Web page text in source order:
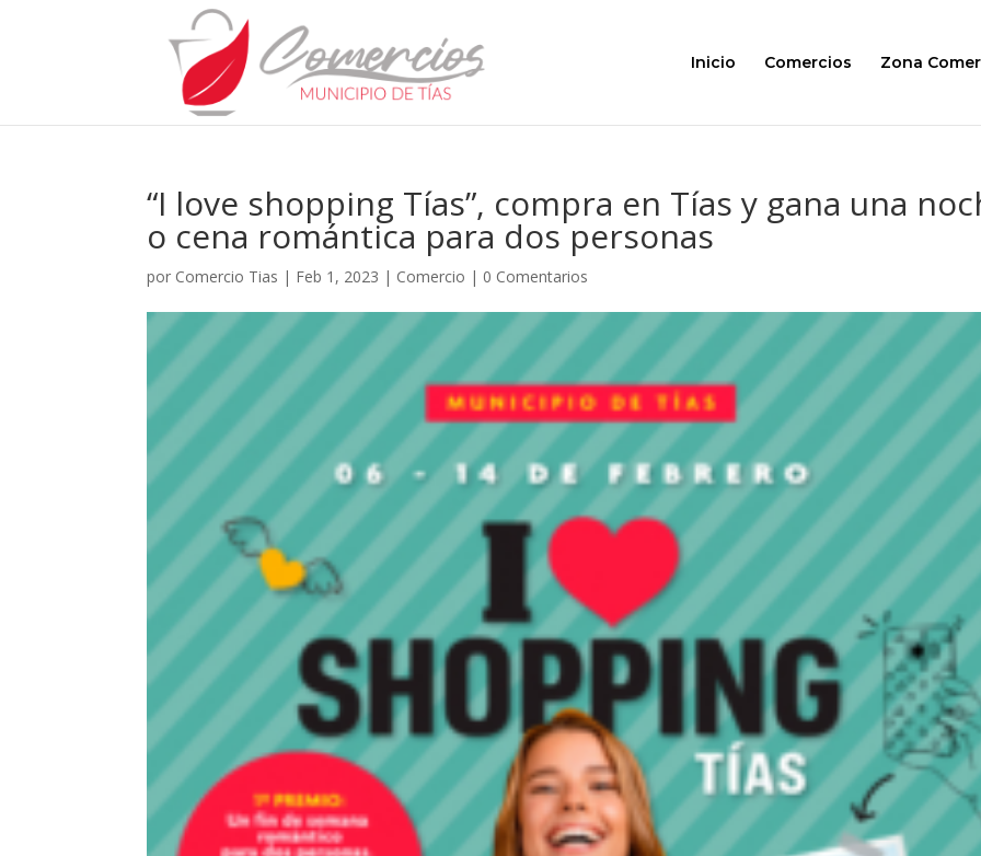
Inicio Comercios Zona
“I love shopping Tías”, compra en Tías y gana una
o cena romántica para dos personas
por Comercio Tias | Feb 1, 2023 | Comercio | 0 Comentarios